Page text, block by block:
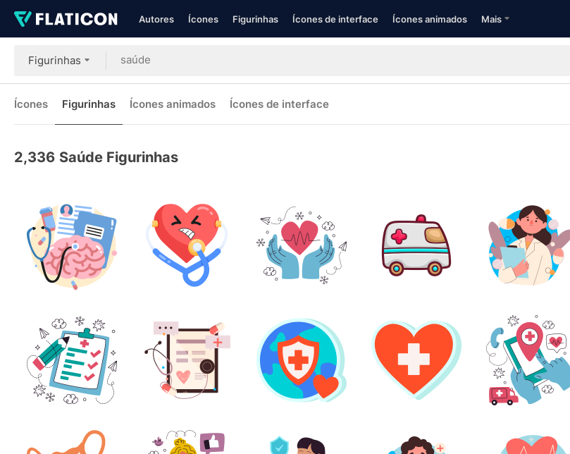
Autores Ícones Figurinhas Ícones de interface Ícones animados Mais
Figurinhas
Ícones Figurinhas Ícones animados Ícones de interface
2,336 Saúde Figurinhas